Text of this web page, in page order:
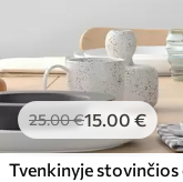
25.00€15.00€